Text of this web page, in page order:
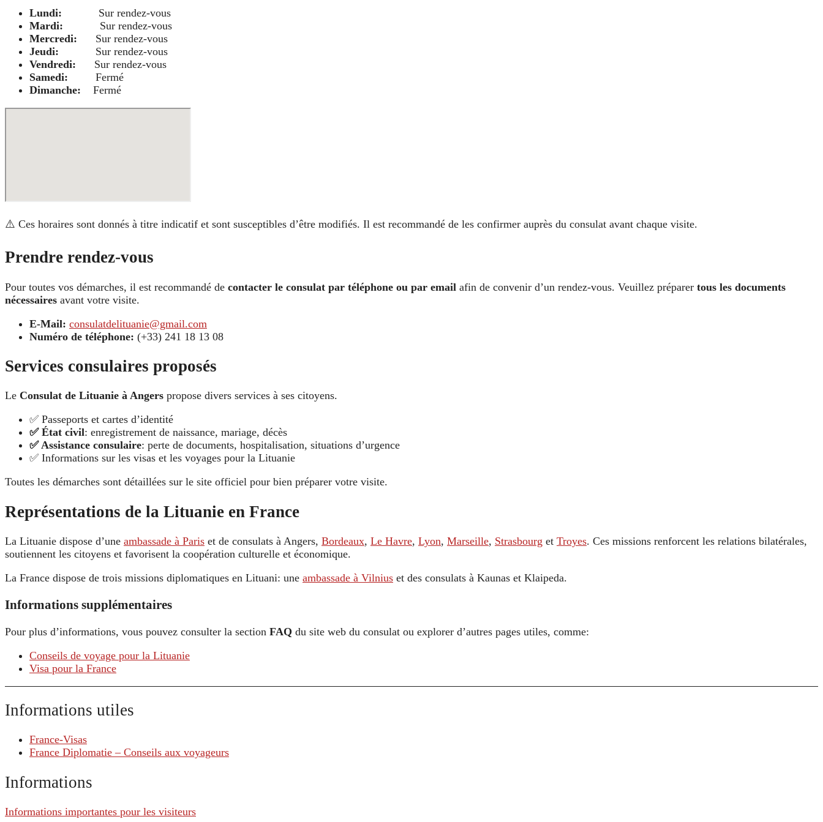
Lundi: Sur rendez-vous
Mardi: Sur rendez-vous
Mercredi: Sur rendez-vous
Jeudi: Sur rendez-vous
Vendredi: Sur rendez-vous
Samedi: Fermé
Dimanche: Fermé
⚠️ Ces horaires sont donnés à titre indicatif et sont susceptibles d’être modifiés. Il est recommandé de les confirmer auprès du consulat avant chaque visite.
Prendre rendez-vous
Pour toutes vos démarches, il est recommandé de contacter le consulat par téléphone ou par email afin de convenir d’un rendez-vous. Veuillez préparer tous les documents
nécessaires avant votre visite.
E-Mail: consulatdelituanie@gmail.com
Numéro de téléphone: (+33) 241 18 13 08
Services consulaires proposés
Le Consulat de Lituanie à Angers propose divers services à ses citoyens.
✅ Passeports et cartes d’identité
✅ État civil: enregistrement de naissance, mariage, décès
✅ Assistance consulaire: perte de documents, hospitalisation, situations d’urgence
✅ Informations sur les visas et les voyages pour la Lituanie
Toutes les démarches sont détaillées sur le site officiel pour bien préparer votre visite.
Représentations de la Lituanie en France
La Lituanie dispose d’une ambassade à Paris et de consulats à Angers, Bordeaux, Le Havre, Lyon, Marseille, Strasbourg et Troyes. Ces missions renforcent les relations bilatérales,
soutiennent les citoyens et favorisent la coopération culturelle et économique.
La France dispose de trois missions diplomatiques en Lituani: une ambassade à Vilnius et des consulats à Kaunas et Klaipeda.
Informations supplémentaires
Pour plus d’informations, vous pouvez consulter la section FAQ du site web du consulat ou explorer d’autres pages utiles, comme:
Conseils de voyage pour la Lituanie
Visa pour la France
Informations utiles
France-Visas
France Diplomatie – Conseils aux voyageurs
Informations
Informations importantes pour les visiteurs